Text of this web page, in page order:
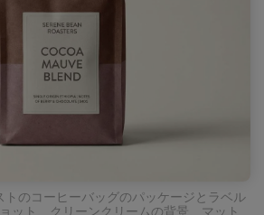
トのコーヒーバッグのパッケージとラベル
ット、クリーンクリームの背景、マット